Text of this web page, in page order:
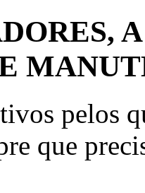
pelos
que